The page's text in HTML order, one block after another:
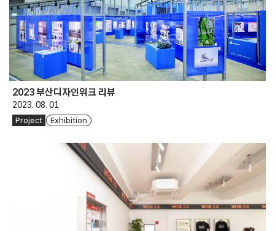
2023 부산디자인위크 리뷰
2023. 08. 01
Project Exhibition